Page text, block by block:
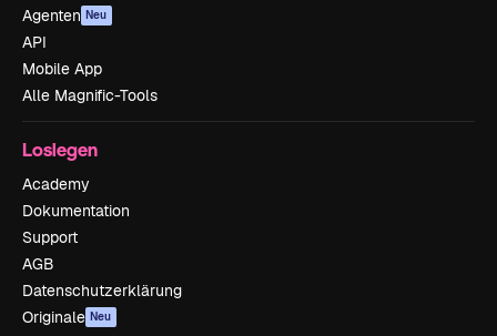
Agenten Neu
API
Mobile App
Alle Magnific-Tools
Loslegen
Academy
Dokumentation
Support
AGB
Datenschutzerklärung
Originale Neu